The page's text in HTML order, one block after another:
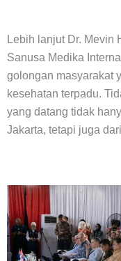
Lebih lanjut Dr. Mevin
Sanusa Medika
golongan masyarakat
kesehatan terpadu.
yang datang tidak
Jakarta, tetapi juga